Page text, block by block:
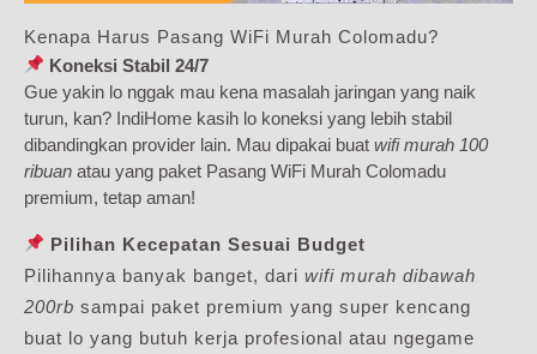
Kenapa Harus Pasang WiFi Murah Colomadu?
Koneksi Stabil 24/7
Gue yakin lo nggak mau kena masalah jaringan yang naik
turun, kan? IndiHome kasih lo koneksi yang lebih stabil
dibandingkan provider lain. Mau dipakai buat wifi murah 100
ribuan atau yang paket Pasang WiFi Murah Colomadu
premium, tetap aman!
Pilihan Kecepatan Sesuai Budget
Pilihannya banyak banget, dari wifi murah dibawah
200rb sampai paket premium yang super kencang
buat lo yang butuh kerja profesional atau ngegame